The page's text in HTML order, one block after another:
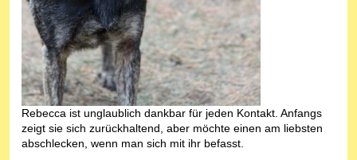
Rebecca ist unglaublich dankbar für jeden Kontakt. Anfangs
zeigt sie sich zurückhaltend, aber möchte einen am liebsten
abschlecken, wenn man sich mit ihr befasst.